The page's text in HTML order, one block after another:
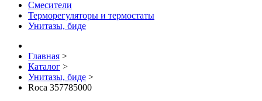
Смесители
Терморегуляторы и термостаты
Унитазы, биде
Главная >
Каталог >
Унитазы, биде >
Roca 357785000